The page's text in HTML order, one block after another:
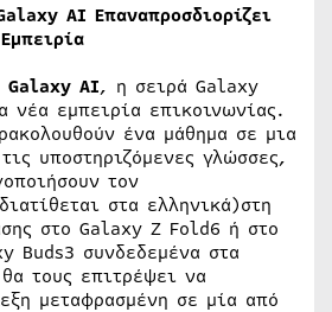
AI Επαναπροσδιορίζει
Galaxy AI, η σειρά Galaxy
νέα εμπειρία επικοινωνίας.
ένα μάθημα σε μια
υποστηριζόμενες γλώσσες,
τον
στα ελληνικά)στη
στο Galaxy Z Fold6 ή στο
Buds3 συνδεδεμένα στα
τους επιτρέψει να
μεταφρασμένη σε μία από